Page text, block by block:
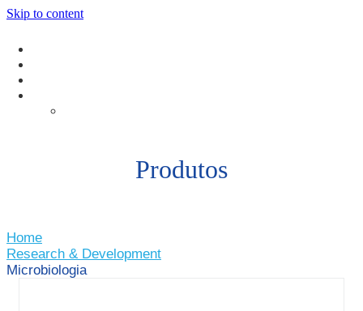
Skip to content
Produtos
Home
Research & Development
Microbiologia